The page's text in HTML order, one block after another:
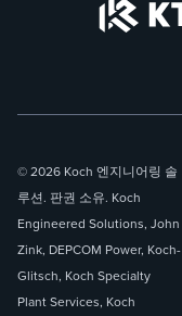
© 2026 Koch 엔지니어링 솔
루션. 판권 소유. Koch
Engineered Solutions, John
Zink, DEPCOM Power, Koch-
Glitsch, Koch Specialty
Plant Services, Koch